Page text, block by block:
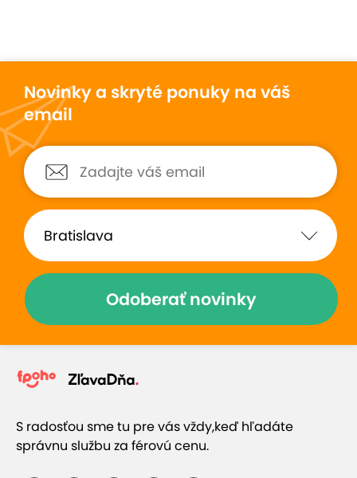
Novinky a skryté ponuky na váš
email
Odoberať novinky
S radosťou sme tu pre vás vždy,keď hľadáte
správnu službu za férovú cenu.